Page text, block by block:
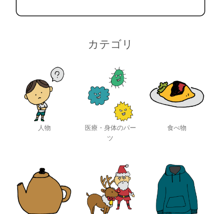
カテゴリ
人物
医療・身体のパー
ツ
食べ物